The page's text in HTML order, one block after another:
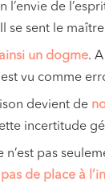
l’envie de
se sent le
un dogme.
est vu comme
devient de
incertitude
n’est pas
de place à